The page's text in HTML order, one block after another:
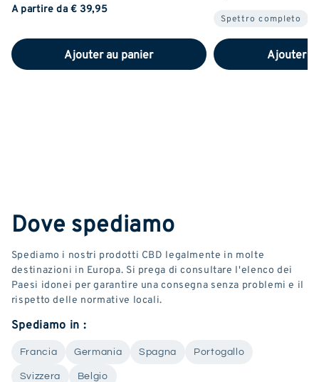
A partire da € 39,95
Ajouter au panier
Spettro completo
Ajouter
Dove spediamo
Spediamo i nostri prodotti CBD legalmente in molte
destinazioni in Europa. Si prega di consultare l'elenco dei
Paesi idonei per garantire una consegna senza problemi e il
rispetto delle normative locali.
Spediamo in :
Francia Germania Spagna Portogallo
Svizzera Belgio